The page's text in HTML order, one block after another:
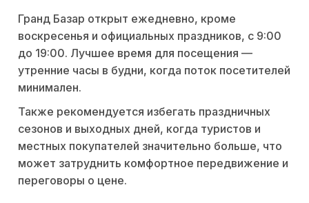
Гранд Базар открыт ежедневно, кроме
воскресенья и официальных праздников, с 9:00
до 19:00. Лучшее время для посещения —
утренние часы в будни, когда поток посетителей
минимален.
Также рекомендуется избегать праздничных
сезонов и выходных дней, когда туристов и
местных покупателей значительно больше, что
может затруднить комфортное передвижение и
переговоры о цене.